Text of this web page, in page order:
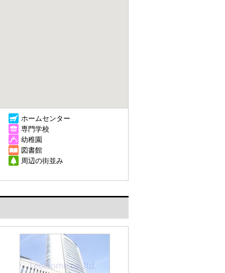
ホームセンター
専門学校
幼稚園
図書館
周辺の街並み